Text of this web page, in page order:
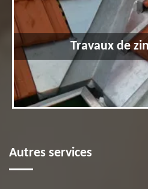
Travaux de
Autres services